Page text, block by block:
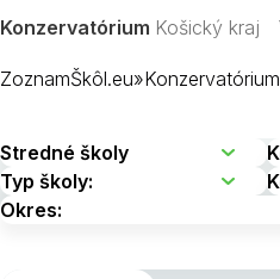
Konzervatórium Košický kraj
ZoznamŠkôl.eu»Konzervatórium